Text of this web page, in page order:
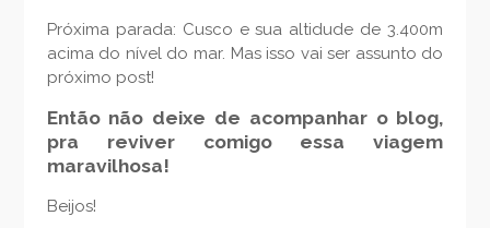
Próxima parada: Cusco e sua altidude de 3.400m
acima do nível do mar. Mas isso vai ser assunto do
próximo post!
Então não deixe de acompanhar o blog,
pra reviver comigo essa viagem
maravilhosa!
Beijos!